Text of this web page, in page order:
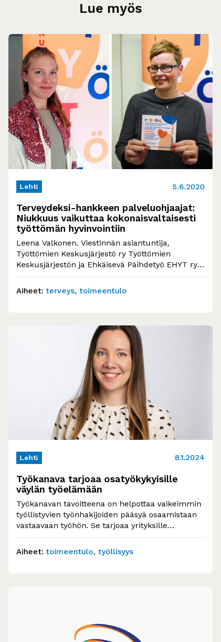
Lue myös
Lehti 5.6.2020
Terveydeksi-hankkeen palveluohjaajat:
Niukkuus vaikuttaa kokonaisvaltaisesti
työttömän hyvinvointiin
Leena Valkonen. Viestinnän asiantuntija,
Työttömien Keskusjärjestö ry Työttömien
Keskusjärjestön ja Ehkäisevä Päihdetyö EHYT ry:n
yhteisen Terveydeksi-hankkeen palveluohjaajat
Ulla-Maija Kopra ja…
Aiheet: terveys toimeentulo
Lehti 8.1.2024
Työkanava tarjoaa osatyökykyisille
väylän työelämään
Työkanavan tavoitteena on helpottaa vaikeimmin
työllistyvien työnhakijoiden pääsyä osaamistaan
vastaavaan työhön. Se tarjoaa yrityksille
riskittömän tavan työllistää osatyökykyinen
ihminen. Palveluesihenkilö…
Aiheet: toimeentulo työllisyys